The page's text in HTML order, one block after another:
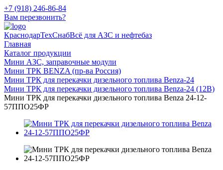
+7 (918) 246-86-84
Вам перезвонить?
КраснодарТехСнабВсё для АЗС и нефтебаз
Главная
Каталог продукции
Мини АЗС, заправочные модули
Мини ТРК BENZA (пр-ва Россия)
Мини ТРК для перекачки дизельного топлива Benza-24
Мини ТРК для перекачки дизельного топлива Benza-24 (12В)
Мини ТРК для перекачки дизельного топлива Benza 24-12-
57ППО25ФР